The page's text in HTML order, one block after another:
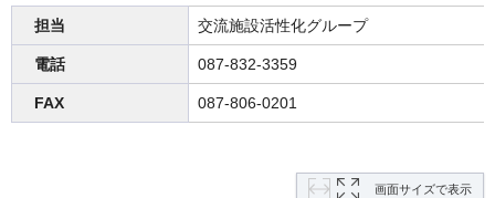
担当 交流施設活性化グループ
電話 087-832-3359
FAX 087-806-0201
画面サイズで表示